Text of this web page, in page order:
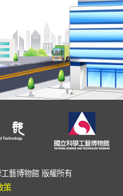
藝博物館 版權所有
策